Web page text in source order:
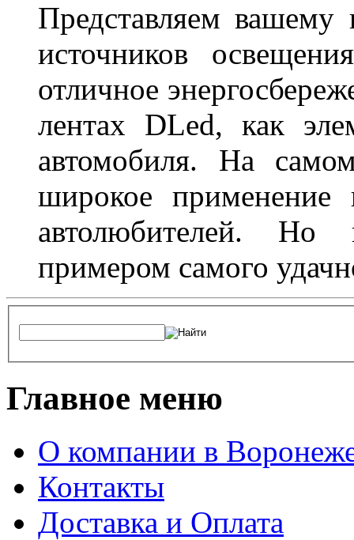
Представляем
источников
отличное
лентах DLed, как
автомобиля. На
широкое
автолюбителей. Но
примером самого
Главное меню
О компании в
Контакты
Доставка и Оплата